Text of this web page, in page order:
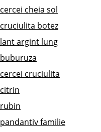
cercei cheia sol
cruciulita botez
lant argint lung
buburuza
cercei cruciulita
citrin
rubin
pandantiv familie